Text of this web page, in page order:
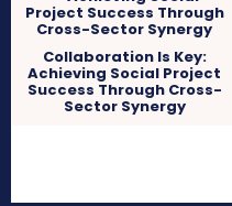
Collaboration Is Key:
Achieving Social Project
Success Through Cross-
Sector Synergy